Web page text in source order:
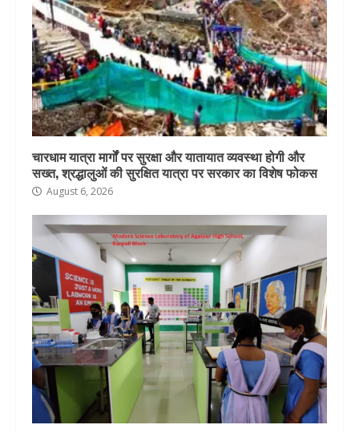
चारधाम यात्रा मार्गों पर सुरक्षा और यातायात व्यवस्था होगी और
सख्त, श्रद्धालुओं की सुरक्षित यात्रा पर सरकार का विशेष फोकस
August 6, 2026